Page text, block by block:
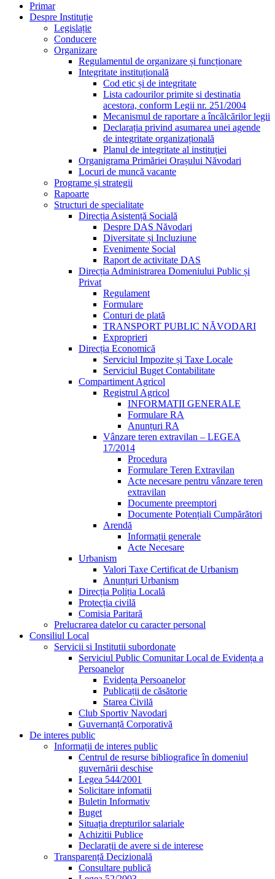
Primar
Despre Instituție
Legislație
Conducere
Organizare
Regulamentul de organizare și funcționare
Integritate instituțională
Cod etic și de integritate
Lista cadourilor primite si destinatia
acestora, conform Legii nr. 251/2004
Mecanismul de raportare a încălcărilor legii
Declarația privind asumarea unei agende
de integritate organizațională
Planul de integritate al instituției
Organigrama Primăriei Orașului Năvodari
Locuri de muncă vacante
Programe și strategii
Rapoarte
Structuri de specialitate
Direcția Asistență Socială
Despre DAS Năvodari
Diversitate și Incluziune
Evenimente Social
Raport de activitate DAS
Direcția Administrarea Domeniului Public și
Privat
Regulament
Formulare
Conturi de plată
TRANSPORT PUBLIC NĂVODARI
Exproprieri
Direcția Economică
Serviciul Impozite și Taxe Locale
Serviciul Buget Contabilitate
Compartiment Agricol
Registrul Agricol
INFORMATII GENERALE
Formulare RA
Anunțuri RA
Vânzare teren extravilan – LEGEA
17/2014
Procedura
Formulare Teren Extravilan
Acte necesare pentru vânzare teren
extravilan
Documente preemptori
Documente Potențiali Cumpărători
Arendă
Informații generale
Acte Necesare
Urbanism
Valori Taxe Certificat de Urbanism
Anunțuri Urbanism
Direcția Poliția Locală
Protecția civilă
Comisia Paritară
Prelucrarea datelor cu caracter personal
Consiliul Local
Servicii si Institutii subordonate
Serviciul Public Comunitar Local de Evidența a
Persoanelor
Evidența Persoanelor
Publicații de căsătorie
Starea Civilă
Club Sportiv Navodari
Guvernanță Corporativă
De interes public
Informații de interes public
Centrul de resurse bibliografice în domeniul
guvernării deschise
Legea 544/2001
Solicitare infomatii
Buletin Informativ
Buget
Situația drepturilor salariale
Achizitii Publice
Declarații de avere si de interese
Transparență Decizională
Consultare publică